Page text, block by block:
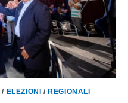
/ ELEZIONI / REGIONALI